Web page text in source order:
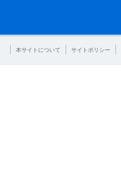
本サイトについて サイトポリシー